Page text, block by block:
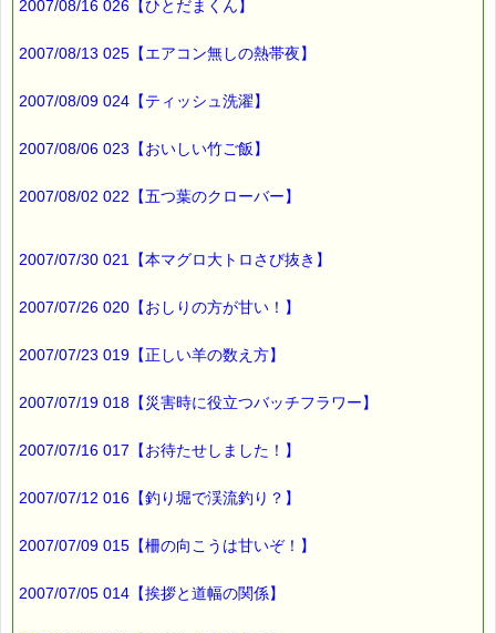
━━━━━━━━━━━━━━━━━━━━☆
ダーに！
https://pass-thyme.com/special/s028_01.asp
▼過去のオススメ情報
https://pass-thyme.com/shopping/1oshi.asp
━━━━☆
雪虫を見ました。
今年は、雪虫を見る前に
積雪を見ました。
スマートグローブの値段を調べてみました。
http://shop.gakken.co.jp/shop/order/k_ok/goodsdisp.asp?
2007/08/16 026【ひとだまくん】
2007/08/13 025【エアコン無しの熱帯夜】
2007/08/09 024【ティッシュ洗濯】
2007/08/06 023【おいしい竹ご飯】
2007/08/02 022【五つ葉のクローバー】
2007/07/30 021【本マグロ大トロさび抜き】
2007/07/26 020【おしりの方が甘い！】
2007/07/23 019【正しい羊の数え方】
2007/07/19 018【災害時に役立つバッチフラワー】
2007/07/16 017【お待たせしました！】
2007/07/12 016【釣り堀で渓流釣り？】
2007/07/09 015【柵の向こうは甘いぞ！】
2007/07/05 014【挨拶と道幅の関係】